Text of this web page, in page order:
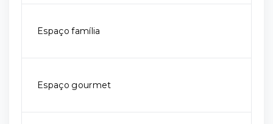
Espaço família
Espaço gourmet